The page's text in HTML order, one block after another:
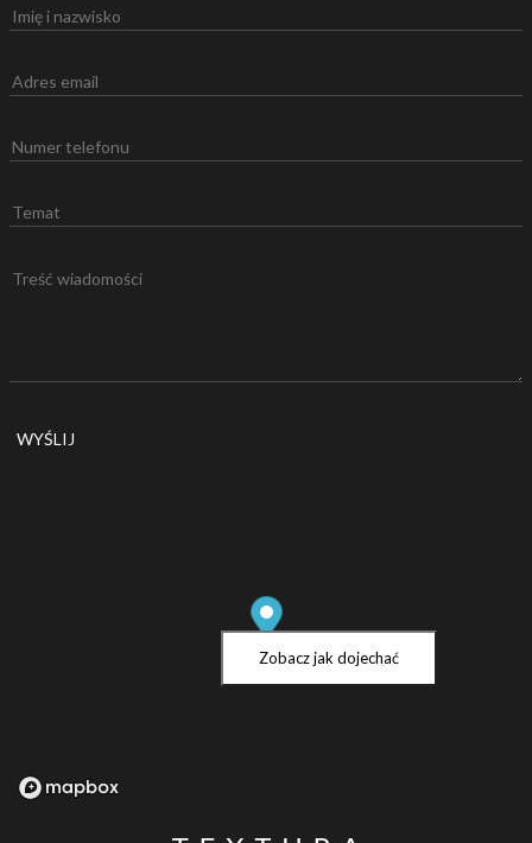
Zobacz jak dojechać